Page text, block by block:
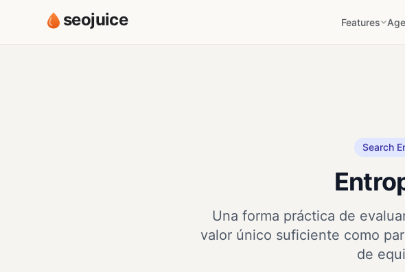
seojuice Features
Search
Una forma práctica de
valor único suficiente como
de